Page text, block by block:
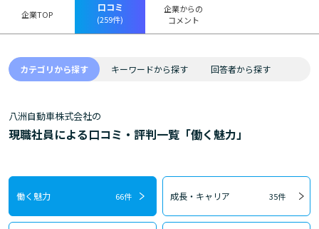
企業TOP
口コミ
(259件)
企業からの
コメント
カテゴリから探す キーワードから探す 回答者から探す
八洲自動車株式会社の
現職社員による口コミ・評判一覧「働く魅力」
働く魅力 66件 成長・キャリア 35件